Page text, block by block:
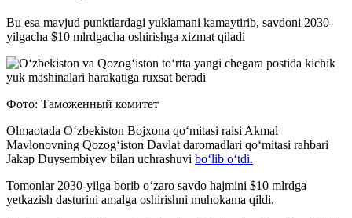
Bu esa mavjud punktlardagi yuklamani kamaytirib, savdoni 2030-
yilgacha $10 mlrdgacha oshirishga xizmat qiladi
Фото: Таможенный комитет
Olmaotada O‘zbekiston Bojxona qo‘mitasi raisi Akmal
Mavlonovning Qozog‘iston Davlat daromadlari qo‘mitasi rahbari
Jakap Duysembiyev bilan uchrashuvi bo‘lib o‘tdi.
Tomonlar 2030-yilga borib o‘zaro savdo hajmini $10 mlrdga
yetkazish dasturini amalga oshirishni muhokama qildi.